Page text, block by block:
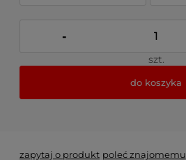
-
szt.
do koszyka
zapytaj o produkt poleć znajomemu